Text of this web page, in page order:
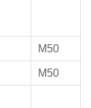
M50
M50